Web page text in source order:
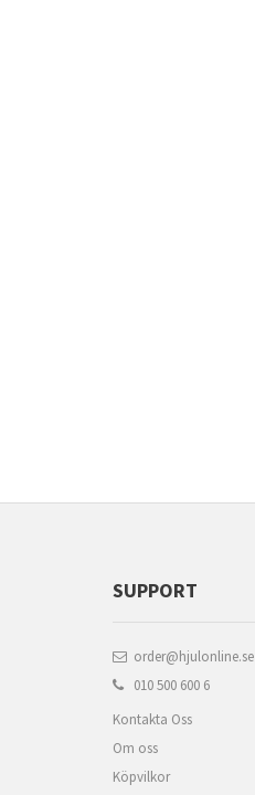
SUPPORT
order@hjulonline.se
010 500 600 6
Kontakta Oss
Om oss
Köpvilkor